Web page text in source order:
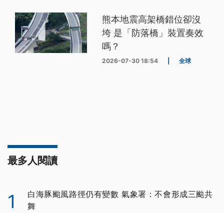
熊本地震高架橋錯位卻沒
垮 是「防落橋」裝置奏效
嗎？
2026-07-30 18:54 全球
最多人閱讀
1
白海豚颱風路徑仍有變數 氣象署：不會形成三颱共
舞